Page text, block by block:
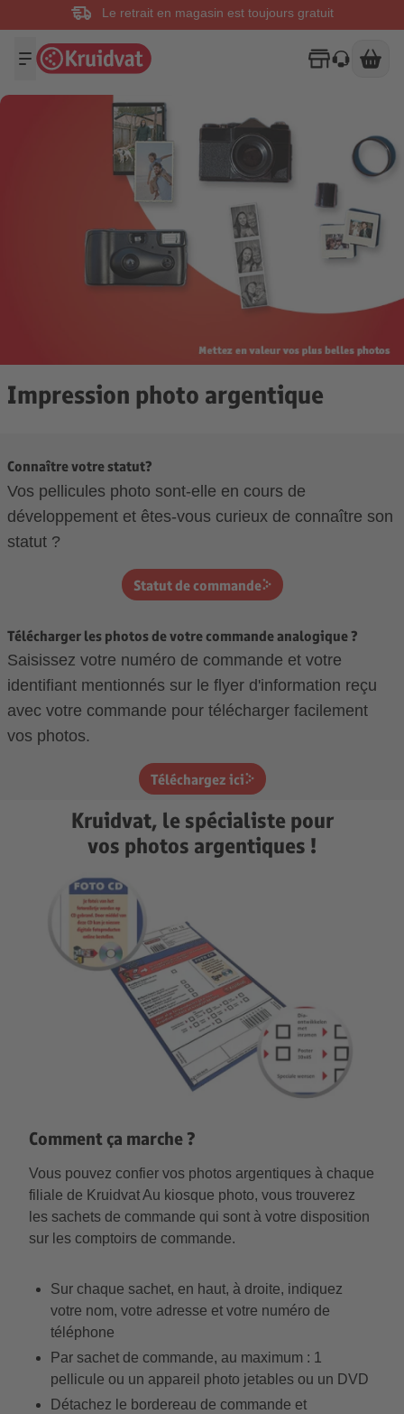
Le retrait en magasin est toujours gratuit
Impression photo argentique
Connaître votre statut?
Vos pellicules photo sont-elle en cours de
développement et êtes-vous curieux de connaître son
statut ?
Statut de commande
Télécharger les photos de votre commande analogique ?
Saisissez votre numéro de commande et votre
identifiant mentionnés sur le flyer d'information reçu
avec votre commande pour télécharger facilement
vos photos.
Téléchargez ici
Kruidvat, le spécialiste pour
vos photos argentiques !
Comment ça marche ?
Vous pouvez confier vos photos argentiques à chaque
filiale de Kruidvat Au kiosque photo, vous trouverez
les sachets de commande qui sont à votre disposition
sur les comptoirs de commande.
Sur chaque sachet, en haut, à droite, indiquez
votre nom, votre adresse et votre numéro de
téléphone
Par sachet de commande, au maximum : 1
pellicule ou un appareil photo jetables ou un DVD
Détachez le bordereau de commande et